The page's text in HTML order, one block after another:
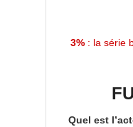
3%: la série
Quel est